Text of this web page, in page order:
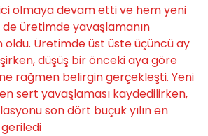
olmaya devam etti ve hem yeni
üretimde yavaşlamanın
oldu. Üretimde üst üste üçüncü ay
düşüş bir önceki aya göre
rağmen belirgin gerçekleşti. Yeni
sert yavaşlaması kaydedilirken,
son dört buçuk yılın en